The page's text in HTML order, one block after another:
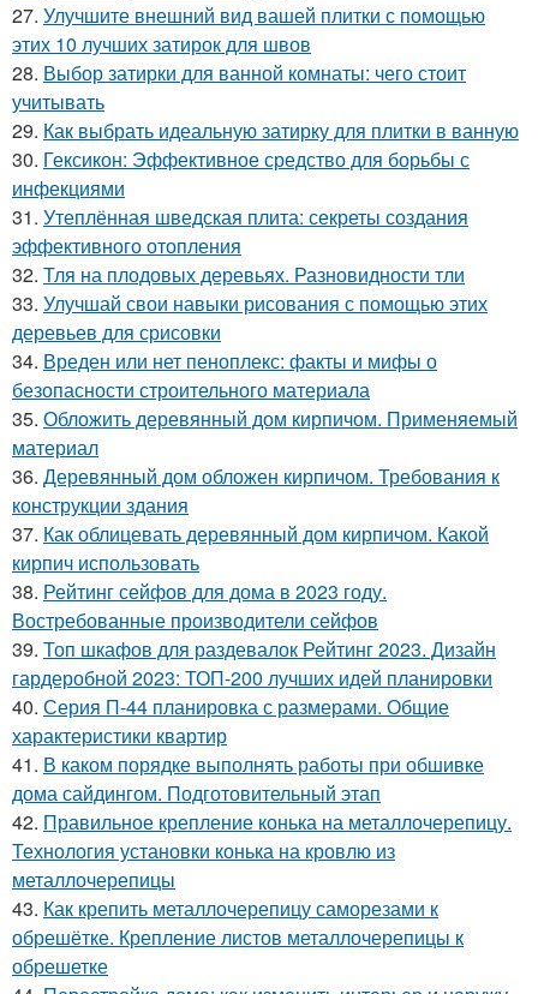
27. Улучшите внешний вид вашей плитки с помощью
этих 10 лучших затирок для швов
28. Выбор затирки для ванной комнаты: чего стоит
учитывать
29. Как выбрать идеальную затирку для плитки в ванную
30. Гексикон: Эффективное средство для борьбы с
инфекциями
31. Утеплённая шведская плита: секреты создания
эффективного отопления
32. Тля на плодовых деревьях. Разновидности тли
33. Улучшай свои навыки рисования с помощью этих
деревьев для срисовки
34. Вреден или нет пеноплекс: факты и мифы о
безопасности строительного материала
35. Обложить деревянный дом кирпичом. Применяемый
материал
36. Деревянный дом обложен кирпичом. Требования к
конструкции здания
37. Как облицевать деревянный дом кирпичом. Какой
кирпич использовать
38. Рейтинг сейфов для дома в 2023 году.
Востребованные производители сейфов
39. Топ шкафов для раздевалок Рейтинг 2023. Дизайн
гардеробной 2023: ТОП-200 лучших идей планировки
40. Серия П-44 планировка с размерами. Общие
характеристики квартир
41. В каком порядке выполнять работы при обшивке
дома сайдингом. Подготовительный этап
42. Правильное крепление конька на металлочерепицу.
Технология установки конька на кровлю из
металлочерепицы
43. Как крепить металлочерепицу саморезами к
обрешётке. Крепление листов металлочерепицы к
обрешетке